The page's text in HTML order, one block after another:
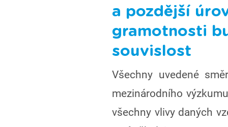
a pozdější
gramotnosti
souvislost
Všechny uvedené
mezinárodního
všechny vlivy daných